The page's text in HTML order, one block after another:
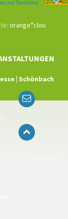
orange°clou
| Schönbach
Email